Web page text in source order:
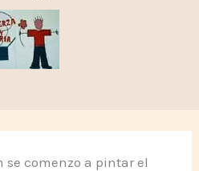
se comenzo a pintar el